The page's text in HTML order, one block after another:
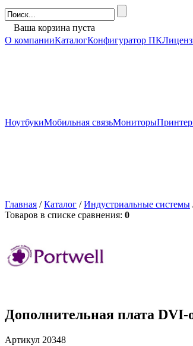
Ваша корзина пуста
О компанииКаталогКонфигуратор ПК
НоутбукиМобильная связьМониторы
Главная /Каталог /Индустриальные системы
Товаров в списке сравнения: 0
Дополнительная плата
Артикул 20348